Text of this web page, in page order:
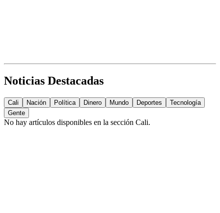
Noticias Destacadas
Cali Nación Política Dinero Mundo Deportes
Tecnología
Gente
No hay artículos disponibles en la sección Cali.